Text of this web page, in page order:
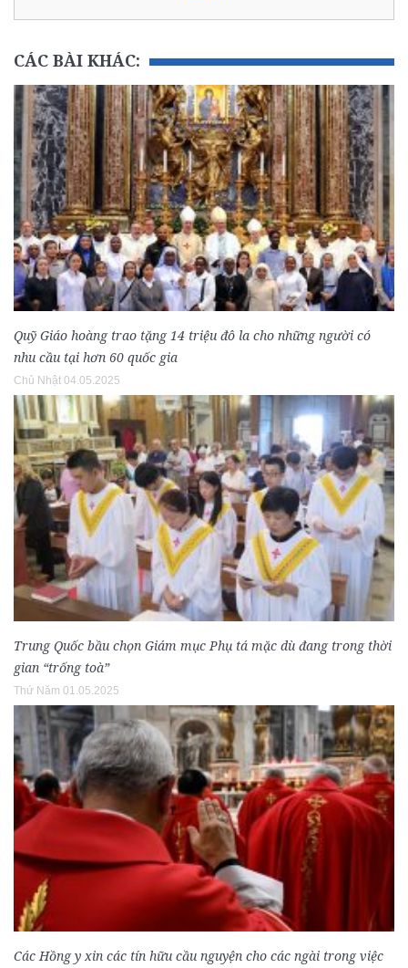
CÁC BÀI KHÁC:
Quỹ Giáo hoàng trao tặng 14 triệu đô la cho những người có
nhu cầu tại hơn 60 quốc gia
Chủ Nhật 04.05.2025
Trung Quốc bầu chọn Giám mục Phụ tá mặc dù đang trong thời
gian “trống toà”
Thứ Năm 01.05.2025
Các Hồng y xin các tín hữu cầu nguyện cho các ngài trong việc